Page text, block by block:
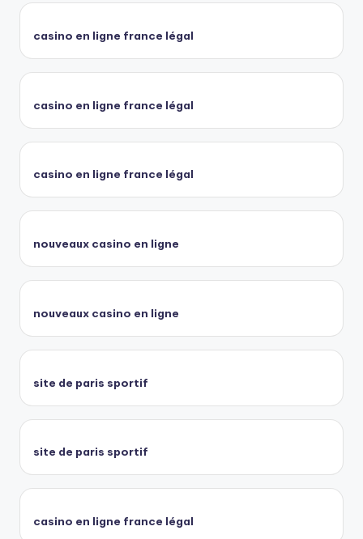
casino en ligne france légal
casino en ligne france légal
casino en ligne france légal
nouveaux casino en ligne
nouveaux casino en ligne
site de paris sportif
site de paris sportif
casino en ligne france légal